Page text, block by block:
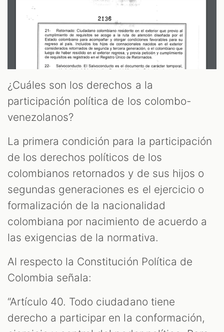
¿Cuáles son los derechos a la
participación política de los colombo-
venezolanos?
La primera condición para la participación
de los derechos políticos de los
colombianos retornados y de sus hijos o
segundas generaciones es el ejercicio o
formalización de la nacionalidad
colombiana por nacimiento de acuerdo a
las exigencias de la normativa.
Al respecto la Constitución Política de
Colombia señala:
“Artículo 40. Todo ciudadano tiene
derecho a participar en la conformación,